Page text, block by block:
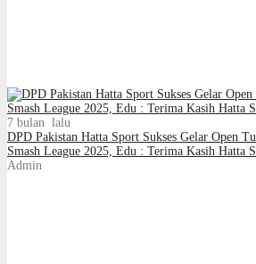
7 bulan lalu
DPD Pakistan Hatta Sport Sukses Gelar Open
Smash League 2025, Edu : Terima Kasih Hatta
Admin